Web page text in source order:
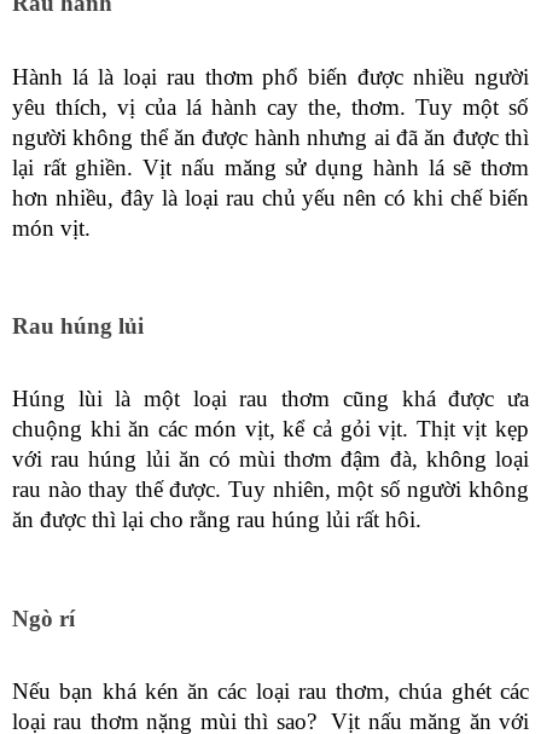
Hành lá là loại rau thơm phổ biến được nhiều người
yêu thích, vị của lá hành cay the, thơm. Tuy một số
người không thể ăn được hành nhưng ai đã ăn được thì
lại rất ghiền. Vịt nấu măng sử dụng hành lá sẽ thơm
hơn nhiều, đây là loại rau chủ yếu nên có khi chế biến
món vịt.
Rau húng lủi
Húng lùi là một loại rau thơm cũng khá được ưa
chuộng khi ăn các món vịt, kể cả gỏi vịt. Thịt vịt kẹp
với rau húng lủi ăn có mùi thơm đậm đà, không loại
rau nào thay thế được. Tuy nhiên, một số người không
ăn được thì lại cho rằng rau húng lủi rất hôi.
Ngò rí
Nếu bạn khá kén ăn các loại rau thơm, chúa ghét các
loại rau thơm nặng mùi thì sao?  Vịt nấu măng ăn với